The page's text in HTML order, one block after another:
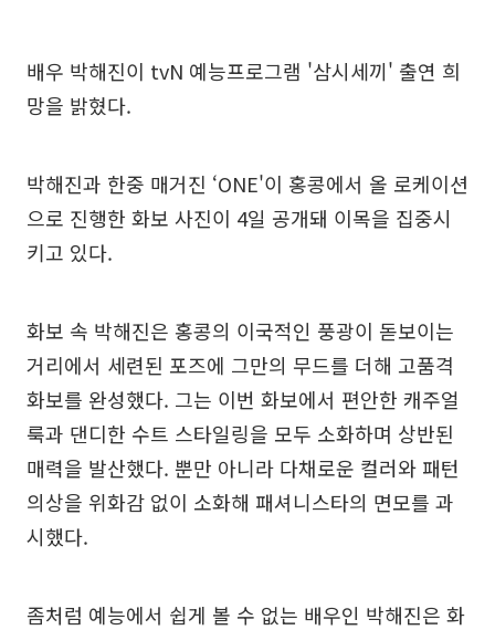
배우 박해진이 tvN 예능프로그램 '삼시세끼' 출연 희
망을 밝혔다.
박해진과 한중 매거진 ‘ONE'이 홍콩에서 올 로케이션
으로 진행한 화보 사진이 4일 공개돼 이목을 집중시
키고 있다.
화보 속 박해진은 홍콩의 이국적인 풍광이 돋보이는
거리에서 세련된 포즈에 그만의 무드를 더해 고품격
화보를 완성했다. 그는 이번 화보에서 편안한 캐주얼
룩과 댄디한 수트 스타일링을 모두 소화하며 상반된
매력을 발산했다. 뿐만 아니라 다채로운 컬러와 패턴
의상을 위화감 없이 소화해 패셔니스타의 면모를 과
시했다.
좀처럼 예능에서 쉽게 볼 수 없는 배우인 박해진은 화